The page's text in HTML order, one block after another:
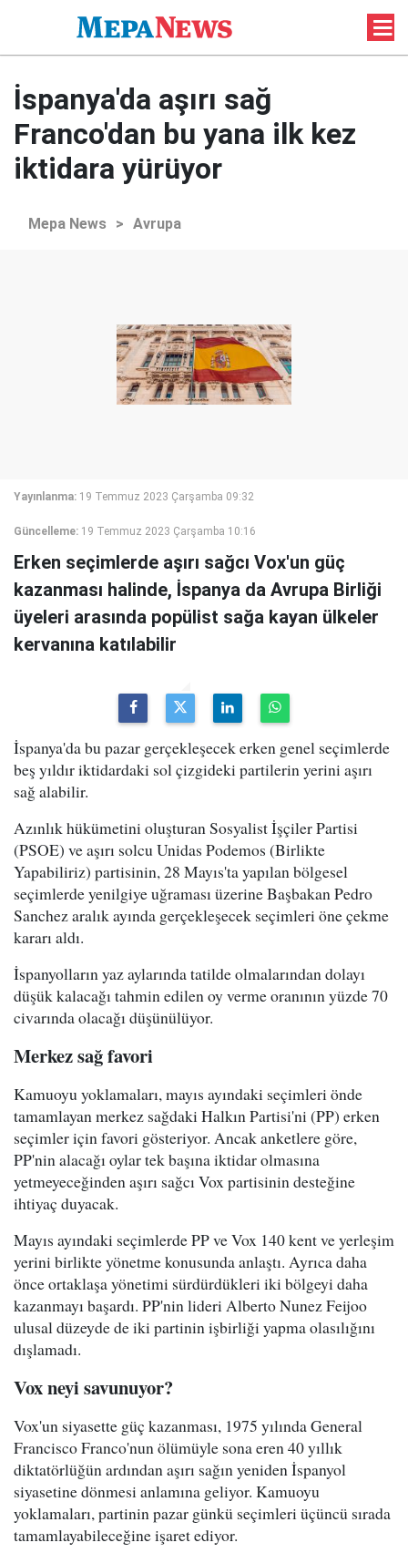
İspanya'da aşırı sağ
Franco'dan bu yana ilk kez
iktidara yürüyor
Mepa News > Avrupa
Yayınlanma: 19 Temmuz 2023 Çarşamba 09:32
Güncelleme: 19 Temmuz 2023 Çarşamba 10:16
Erken seçimlerde aşırı sağcı Vox'un güç
kazanması halinde, İspanya da Avrupa Birliği
üyeleri arasında popülist sağa kayan ülkeler
kervanına katılabilir
İspanya'da bu pazar gerçekleşecek erken genel seçimlerde
beş yıldır iktidardaki sol çizgideki partilerin yerini aşırı
sağ alabilir.
Azınlık hükümetini oluşturan Sosyalist İşçiler Partisi
(PSOE) ve aşırı solcu Unidas Podemos (Birlikte
Yapabiliriz) partisinin, 28 Mayıs'ta yapılan bölgesel
seçimlerde yenilgiye uğraması üzerine Başbakan Pedro
Sanchez aralık ayında gerçekleşecek seçimleri öne çekme
kararı aldı.
İspanyolların yaz aylarında tatilde olmalarından dolayı
düşük kalacağı tahmin edilen oy verme oranının yüzde 70
civarında olacağı düşünülüyor.
Merkez sağ favori
Kamuoyu yoklamaları, mayıs ayındaki seçimleri önde
tamamlayan merkez sağdaki Halkın Partisi'ni (PP) erken
seçimler için favori gösteriyor. Ancak anketlere göre,
PP'nin alacağı oylar tek başına iktidar olmasına
yetmeyeceğinden aşırı sağcı Vox partisinin desteğine
ihtiyaç duyacak.
Mayıs ayındaki seçimlerde PP ve Vox 140 kent ve yerleşim
yerini birlikte yönetme konusunda anlaştı. Ayrıca daha
önce ortaklaşa yönetimi sürdürdükleri iki bölgeyi daha
kazanmayı başardı. PP'nin lideri Alberto Nunez Feijoo
ulusal düzeyde de iki partinin işbirliği yapma olasılığını
dışlamadı.
Vox neyi savunuyor?
Vox'un siyasette güç kazanması, 1975 yılında General
Francisco Franco'nun ölümüyle sona eren 40 yıllık
diktatörlüğün ardından aşırı sağın yeniden İspanyol
siyasetine dönmesi anlamına geliyor. Kamuoyu
yoklamaları, partinin pazar günkü seçimleri üçüncü sırada
tamamlayabileceğine işaret ediyor.